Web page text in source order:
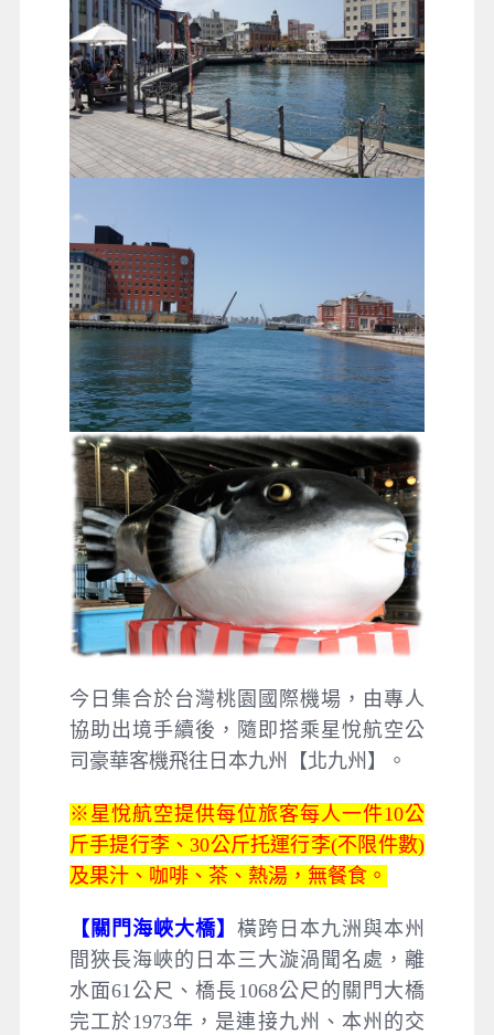
今日集合於台灣桃園國際機場，由專人
協助出境手續後，隨即搭乘星悅航空公
司豪華客機飛往日本九州【北九州】。
※星悅航空提供每位旅客每人一件10公
斤手提行李、30公斤托運行李(不限件數)
及果汁、咖啡、茶、熱湯，無餐食。
【關門海峽大橋】 橫跨日本九洲與本州
間狹長海峽的日本三大漩渦聞名處，離
水面61公尺、橋長1068公尺的關門大橋
完工於1973年，是連接九州、本州的交